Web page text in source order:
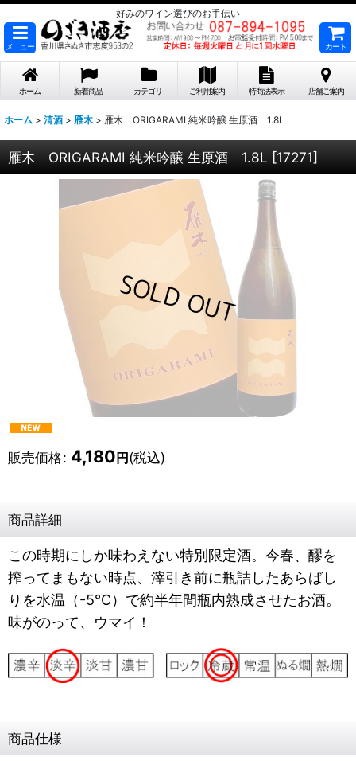
好みのワイン選びのお手伝い
メニュー カート
ホーム 新着商品 カテゴリ ご利用案内 特商法表示 店舗ご案内
ホーム > 清酒 > 雁木 > 雁木 ORIGARAMI 純米吟醸 生原酒 1.8L
雁木 ORIGARAMI 純米吟醸 生原酒 1.8L [17271]
販売価格: 4,180 円 (税込)
商品詳細
この時期にしか味わえない特別限定酒。今春、醪を
搾ってまもない時点、滓引き前に瓶詰したあらばし
りを水温（-5℃）で約半年間瓶内熟成させたお酒。
味がのって、ウマイ！
商品仕様